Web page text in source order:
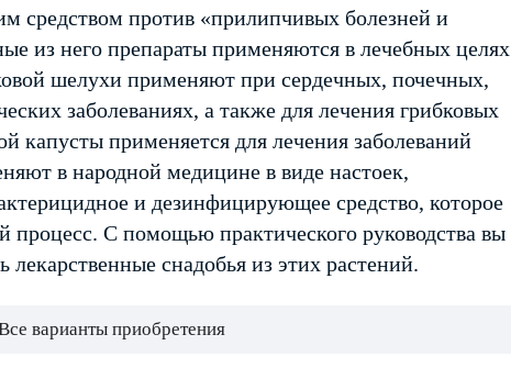
средством против «прилипчивых болезней и
из него препараты применяются в лечебных целях
шелухи применяют при сердечных, почечных,
заболеваниях, а также для лечения грибковых
капусты применяется для лечения заболеваний
в народной медицине в виде настоек,
и дезинфицирующее средство, которое
процесс. С помощью практического руководства вы
лекарственные снадобья из этих растений.
варианты приобретения